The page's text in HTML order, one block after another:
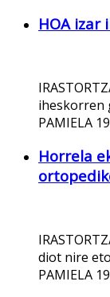
HOA izar
iheskorren
PAMIELA
Horrela
diot nire
PAMIELA